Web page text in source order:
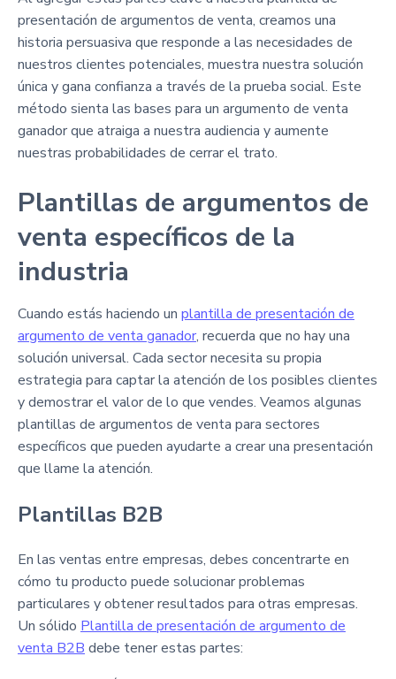
presentación de argumentos de venta, creamos una
historia persuasiva que responde a las necesidades de
nuestros clientes potenciales, muestra nuestra solución
única y gana confianza a través de la prueba social. Este
método sienta las bases para un argumento de venta
ganador que atraiga a nuestra audiencia y aumente
nuestras probabilidades de cerrar el trato.
Plantillas de argumentos de
venta específicos de la
industria
Cuando estás haciendo un plantilla de presentación de
argumento de venta ganador, recuerda que no hay una
solución universal. Cada sector necesita su propia
estrategia para captar la atención de los posibles clientes
y demostrar el valor de lo que vendes. Veamos algunas
plantillas de argumentos de venta para sectores
específicos que pueden ayudarte a crear una presentación
que llame la atención.
Plantillas B2B
En las ventas entre empresas, debes concentrarte en
cómo tu producto puede solucionar problemas
particulares y obtener resultados para otras empresas.
Un sólido Plantilla de presentación de argumento de
venta B2B debe tener estas partes: